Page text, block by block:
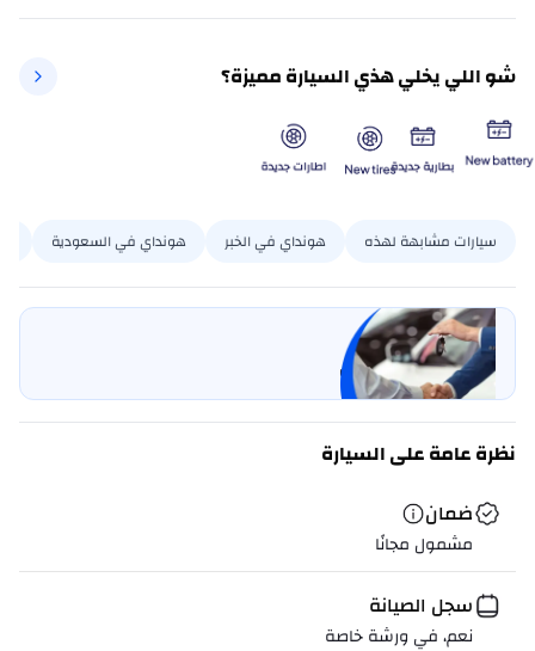
شو اللي يخلي هذي السيارة مميزة؟
سيارات مشابهة لهذه هونداي في الخبر هونداي في السعودية
بيع سيارتي
خليها على كارسويتش
نظرة عامة على السيارة
ضمان
مشمول مجانًا
سجل الصيانة
نعم، في ورشة خاصة